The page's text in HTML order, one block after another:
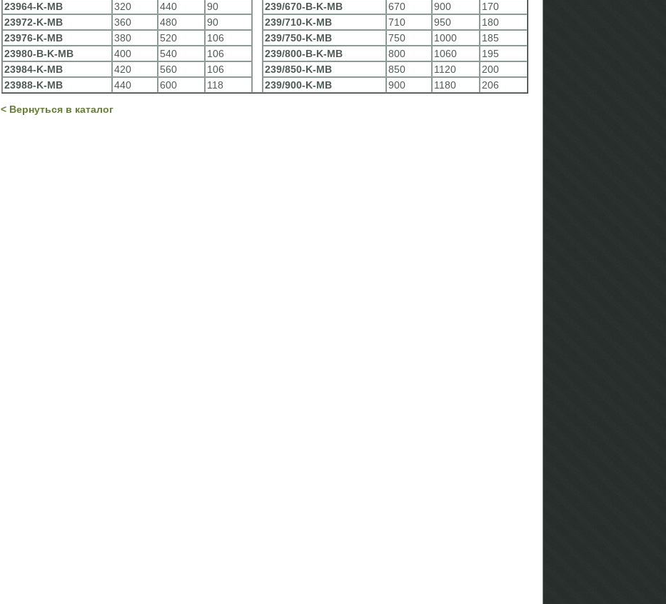
23964-K-MB
320 440 90 239/670-B-K-MB 670 900
170
23972-K-MB
360 480 90 239/710-K-MB 710 950
180
23976-K-MB
380 520 106 239/750-K-MB 750 1000
185
23980-B-K-MB
400 540 106 239/800-B-K-MB 800 1060
195
23984-K-MB
420 560 106 239/850-K-MB 850 1120
200
23988-K-MB
440 600 118 239/900-K-MB 900 1180 206
< Вернуться в каталог